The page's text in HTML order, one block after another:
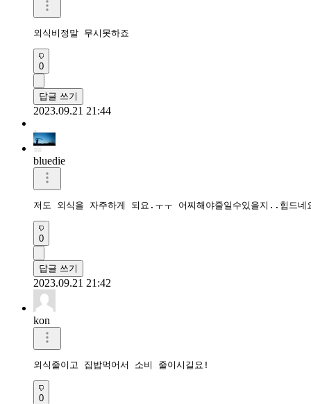
외식비정말 무시못하죠
0
답글 쓰기
2023.09.21 21:44
bluedie
저도 외식을 자주하게 되요.ㅜㅜ 어찌해야줄일수있을지..힘드네
0
답글 쓰기
2023.09.21 21:42
kon
외식줄이고 집밥먹어서 소비 줄이시길요!
0